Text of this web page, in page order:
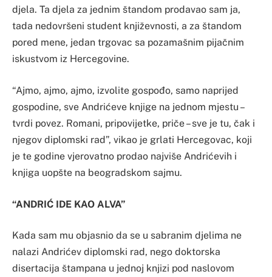
djela. Ta djela za jednim štandom prodavao sam ja,
tada nedovršeni student književnosti, a za štandom
pored mene, jedan trgovac sa pozamašnim pijačnim
iskustvom iz Hercegovine.
“Ajmo, ajmo, ajmo, izvolite gospođo, samo naprijed
gospodine, sve Andrićeve knjige na jednom mjestu –
tvrdi povez. Romani, pripovijetke, priče – sve je tu, čak i
njegov diplomski rad”, vikao je grlati Hercegovac, koji
je te godine vjerovatno prodao najviše Andrićevih i
knjiga uopšte na beogradskom sajmu.
“ANDRIĆ IDE KAO ALVA”
Kada sam mu objasnio da se u sabranim djelima ne
nalazi Andrićev diplomski rad, nego doktorska
disertacija štampana u jednoj knjizi pod naslovom